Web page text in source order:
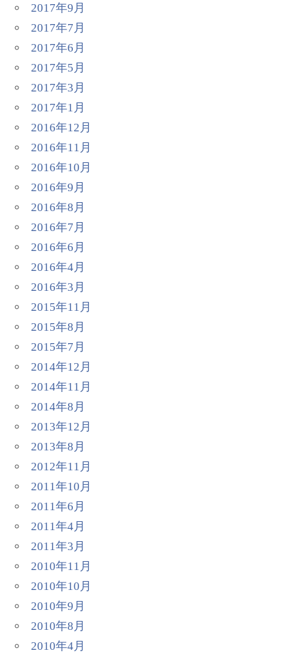
2017年9月
2017年7月
2017年6月
2017年5月
2017年3月
2017年1月
2016年12月
2016年11月
2016年10月
2016年9月
2016年8月
2016年7月
2016年6月
2016年4月
2016年3月
2015年11月
2015年8月
2015年7月
2014年12月
2014年11月
2014年8月
2013年12月
2013年8月
2012年11月
2011年10月
2011年6月
2011年4月
2011年3月
2010年11月
2010年10月
2010年9月
2010年8月
2010年4月